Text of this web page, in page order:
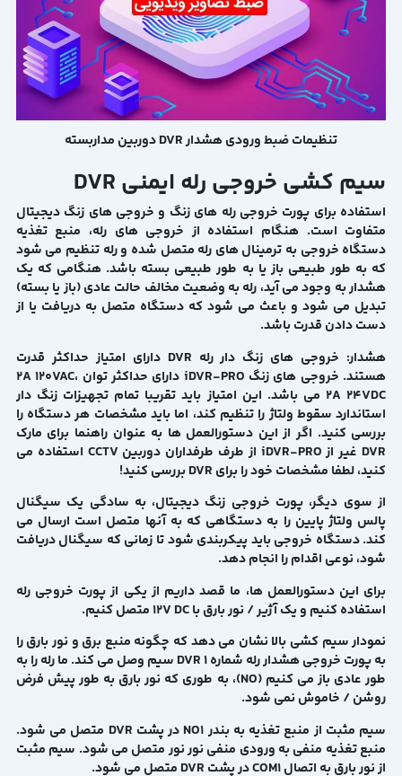
تنظیمات ضبط ورودی هشدار DVR دوربین مداربسته
سیم کشی خروجی رله ایمنی DVR
استفاده برای پورت خروجی رله های زنگ و خروجی های زنگ دیجیتال
متفاوت است. هنگام استفاده از خروجی های رله، منبع تغذیه
دستگاه خروجی به ترمینال های رله متصل شده و رله تنظیم می شود
که به طور طبیعی باز یا به طور طبیعی بسته باشد. هنگامی که یک
هشدار به وجود می آید، رله به وضعیت مخالف حالت عادی (باز یا بسته)
تبدیل می شود و باعث می شود که دستگاه متصل به دریافت یا از
دست دادن قدرت باشد.
هشدار: خروجی های زنگ دار رله DVR دارای امتیاز حداکثر قدرت
هستند. خروجی های زنگ iDVR-PRO دارای حداکثر توان 2A 120VAC،
2A 24VDC می باشد. این امتیاز باید تقریبا تمام تجهیزات زنگ دار
استاندارد سقوط ولتاژ را تنظیم کند، اما باید مشخصات هر دستگاه را
بررسی کنید. اگر از این دستورالعمل ها به عنوان راهنما برای مارک
DVR غیر از iDVR-PRO از طرف طرفداران دوربین CCTV استفاده می
کنید، لطفا مشخصات خود را برای DVR بررسی کنید!
از سوی دیگر، پورت خروجی زنگ دیجیتال، به سادگی یک سیگنال
پالس ولتاژ پایین را به دستگاهی که به آنها متصل است ارسال می
کند. دستگاه خروجی باید پیکربندی شود تا زمانی که سیگنال دریافت
شود، نوعی اقدام را انجام دهد.
برای این دستورالعمل ها، ما قصد داریم از یکی از پورت خروجی رله
استفاده کنیم و یک آژیر / نور بارق با 12V DC متصل کنیم.
نمودار سیم کشی بالا نشان می دهد که چگونه منبع برق و نور بارق را
به پورت خروجی هشدار رله شماره 1 DVR سیم وصل می کند. ما رله را به
طور عادی باز می کنیم (NO)، به طوری که نور بارق به طور پیش فرض
روشن / خاموش نمی شود.
سیم مثبت از منبع تغذیه به بندر NO1 در پشت DVR متصل می شود.
منبع تغذیه منفی به ورودی منفی نور نور متصل می شود. سیم مثبت
از نور بارق به اتصال COM1 در پشت DVR متصل می شود.